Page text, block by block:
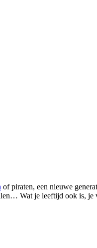
of piraten, een nieuwe
Wat je leeftijd ook is,